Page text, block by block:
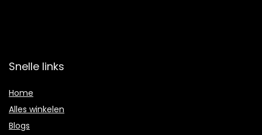
Snelle links
Home
Alles winkelen
Blogs